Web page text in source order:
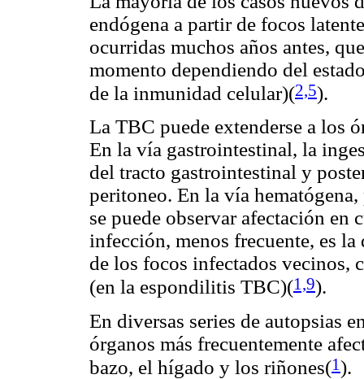
endógena a partir de focos
ocurridas muchos años antes,
momento dependiendo del
de la inmunidad celular)(2,5).
La TBC puede extenderse a los
En la vía gastrointestinal, la
del tracto gastrointestinal y
peritoneo. En la vía
se puede observar afectación
infección, menos frecuente, es
de los focos infectados vecinos,
(en la espondilitis TBC)(1,9).
En diversas series de autopsias
órganos más frecuentemente
bazo, el hígado y los riñones(1).